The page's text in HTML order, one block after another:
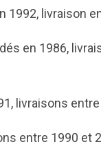
1992, livraison
en 1986,
livraisons
entre 1990 et